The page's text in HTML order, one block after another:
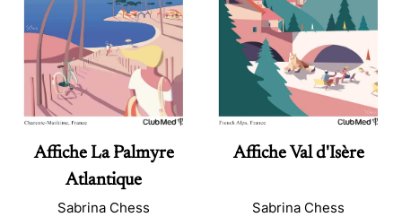
Affiche La Palmyre
Atlantique
Sabrina Chess
Affiche Val d'Isère
Sabrina Chess